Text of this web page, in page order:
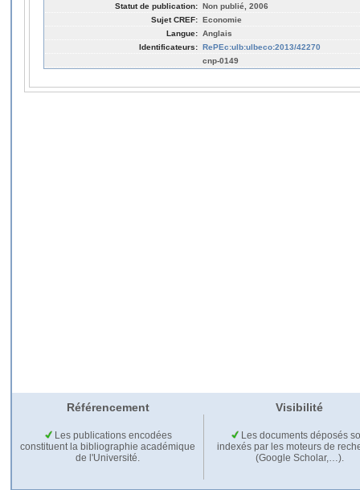
Statut de publication: Non publié, 2006
Sujet CREF: Economie
Langue: Anglais
Identificateurs: RePEc:ulb:ulbeco:2013/42270
cnp-0149
Référencement Visibilité
Les publications encodées
constituent la bibliographie académique
de l'Université.
Les documents déposés
indexés par les moteurs de
(Google Scholar,…).